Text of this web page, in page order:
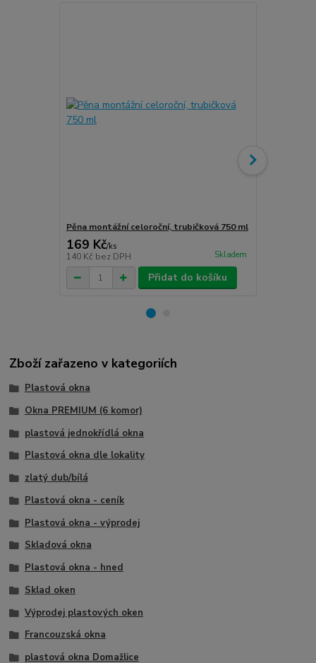
Pěna montážní celoroční, trubičková 750 ml
169 Kč/ks
140 Kč bez DPH Skladem
Přidat do košíku
Zboží zařazeno v kategoriích
Plastová okna
Okna PREMIUM (6 komor)
plastová jednokřídlá okna
Plastová okna dle lokality
zlatý dub/bílá
Plastová okna - ceník
Plastová okna - výprodej
Skladová okna
Plastová okna - hned
Sklad oken
Výprodej plastových oken
Francouzská okna
plastová okna Domažlice